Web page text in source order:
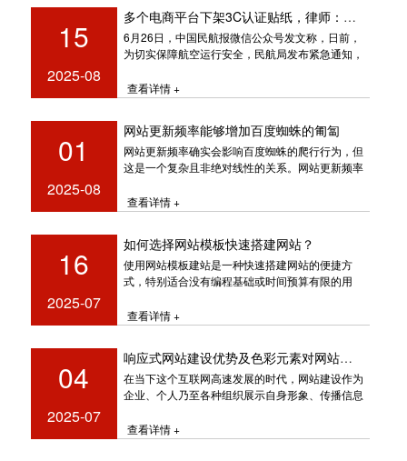
15
2025-08
多个电商平台下架3C认证贴纸，律师：自制、售卖国家认证标志涉嫌违法
6月26日，中国民航报微信公众号发文称，日前，
为切实保障航空运行安全，民航局发布紧急通知，
查看详情 +
01
2025-08
网站更新频率能够增加百度蜘蛛的匍匐
网站更新频率确实会影响百度蜘蛛的爬行行为，但
这是一个复杂且非绝对线性的关系。网站更新频率
查看详情 +
16
2025-07
如何选择网站模板快速搭建网站？
使用网站模板建站是一种快速搭建网站的便捷方
式，特别适合没有编程基础或时间预算有限的用
查看详情 +
04
2025-07
响应式网站建设优势及色彩元素对网站影响的深度剖析
在当下这个互联网高速发展的时代，网站建设作为
企业、个人乃至各种组织展示自身形象、传播信息
查看详情 +